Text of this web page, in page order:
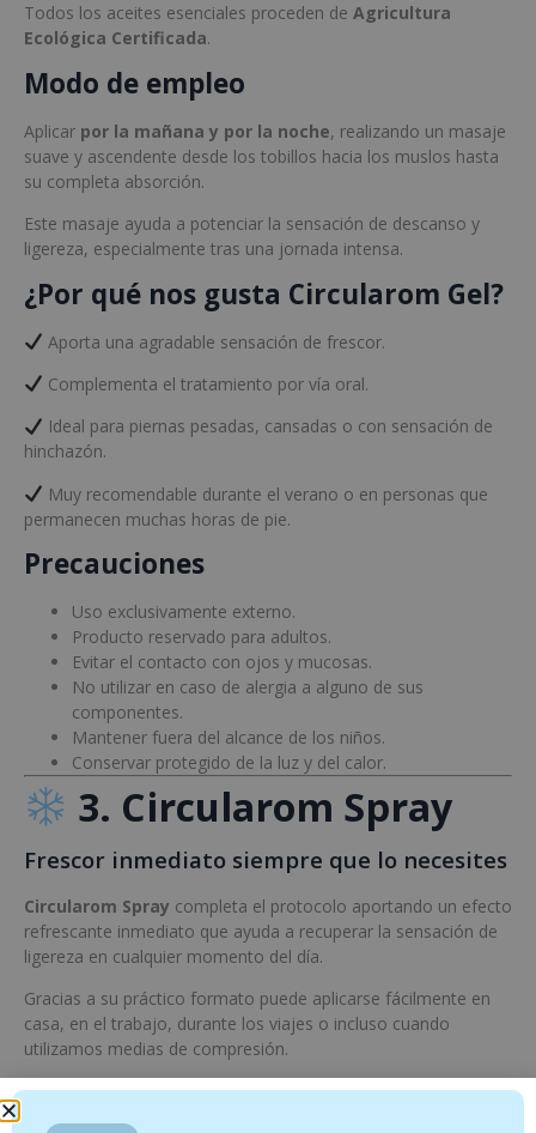
Todos los aceites esenciales proceden de Agricultura
Ecológica Certificada.
Modo de empleo
Aplicar por la mañana y por la noche, realizando un masaje
suave y ascendente desde los tobillos hacia los muslos hasta
su completa absorción.
Este masaje ayuda a potenciar la sensación de descanso y
ligereza, especialmente tras una jornada intensa.
¿Por qué nos gusta Circularom Gel?
Aporta una agradable sensación de frescor.
Complementa el tratamiento por vía oral.
Ideal para piernas pesadas, cansadas o con sensación de
hinchazón.
Muy recomendable durante el verano o en personas que
permanecen muchas horas de pie.
Precauciones
Uso exclusivamente externo.
Producto reservado para adultos.
Evitar el contacto con ojos y mucosas.
No utilizar en caso de alergia a alguno de sus
componentes.
Mantener fuera del alcance de los niños.
Conservar protegido de la luz y del calor.
3. Circularom Spray
Frescor inmediato siempre que lo necesites
Circularom Spray completa el protocolo aportando un efecto
refrescante inmediato que ayuda a recuperar la sensación de
ligereza en cualquier momento del día.
Gracias a su práctico formato puede aplicarse fácilmente en
casa, en el trabajo, durante los viajes o incluso cuando
utilizamos medias de compresión.
Una de sus grandes ventajas es que puede pulverizarse